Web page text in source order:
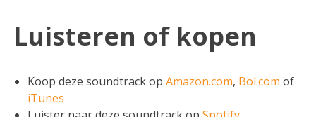
Luisteren of kopen
Koop deze soundtrack opAmazon.com, Bol.com of
iTunes